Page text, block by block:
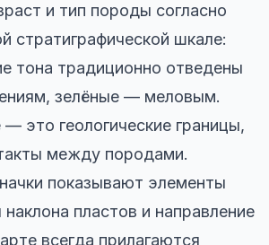
и тип породы согласно
стратиграфической шкале:
тона традиционно отведены
зелёные — меловым.
это геологические границы,
между породами.
показывают элементы
наклона пластов и направление
всегда прилагаются